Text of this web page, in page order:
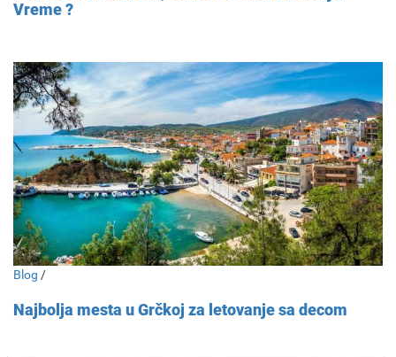
Vreme ?
Blog /
Najbolja mesta u Grčkoj za letovanje sa decom